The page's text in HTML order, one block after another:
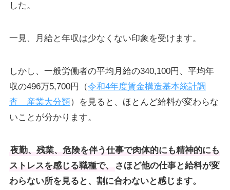
した。
一見、月給と年収は少なくない印象を受けます。
しかし、一般労働者の平均月給の340,100円、平均年
収の496万5,700円（令和4年度賃金構造基本統計調
査 産業大分類）を見ると、ほとんど給料が変わらな
いことが分かります。
夜勤、残業、危険を伴う仕事で肉体的にも精神的にも
ストレスを感じる職種で、
さほど他の仕事と給料が変
わらない所を見ると、割に合わないと感じます。